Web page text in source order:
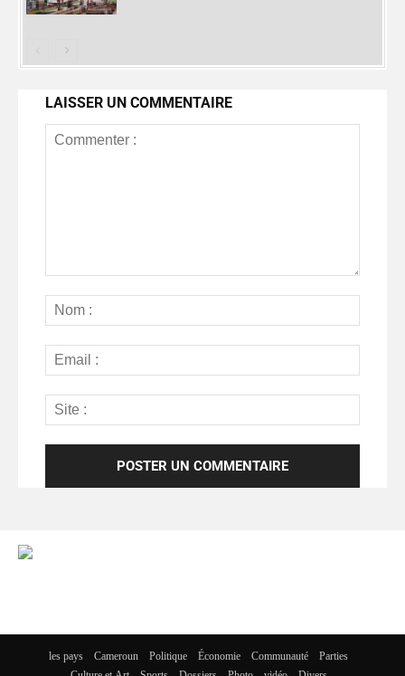
LAISSER UN COMMENTAIRE
les pays Cameroun Politique Économie Communauté Parties